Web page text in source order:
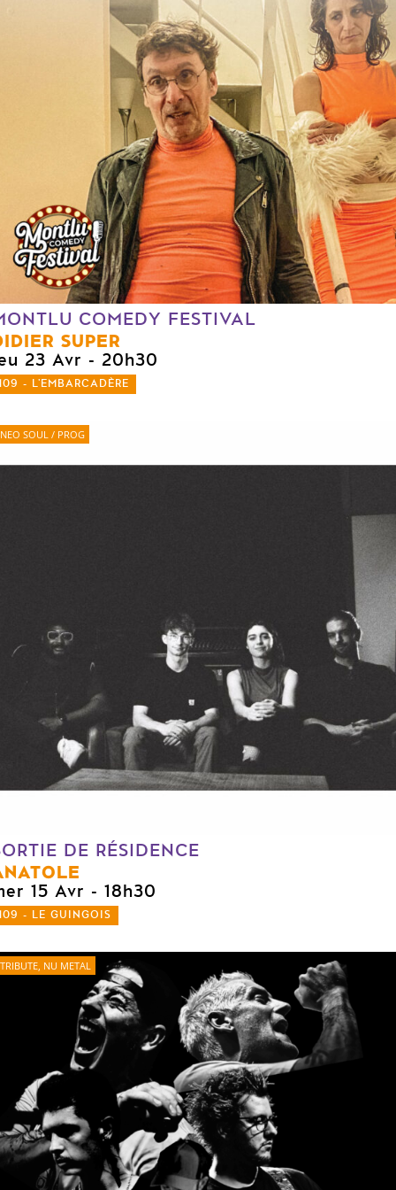
COMEDY FESTIVAL
SUPER
23 Avr - 20h30
- L'EMBARCADÈRE
NEO SOUL / PROG
DE RÉSIDENCE
15 Avr - 18h30
- LE GUINGOIS
TRIBUTE, NU METAL